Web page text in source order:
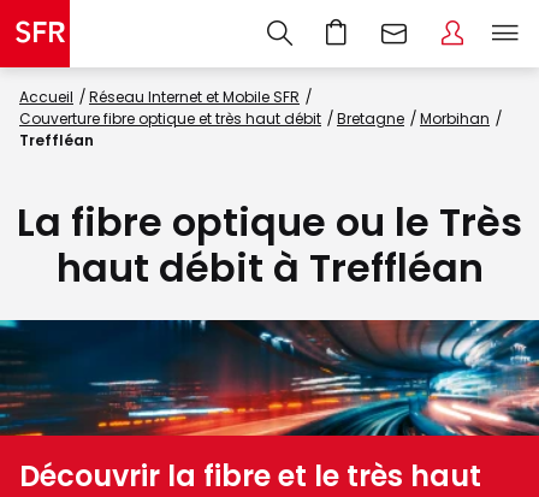
Accueil
Réseau Internet et Mobile SFR
Couverture fibre optique et très haut débit
Bretagne
Morbihan
Treffléan
La fibre optique ou le Très
haut débit à Treffléan
Découvrir la fibre et le très haut